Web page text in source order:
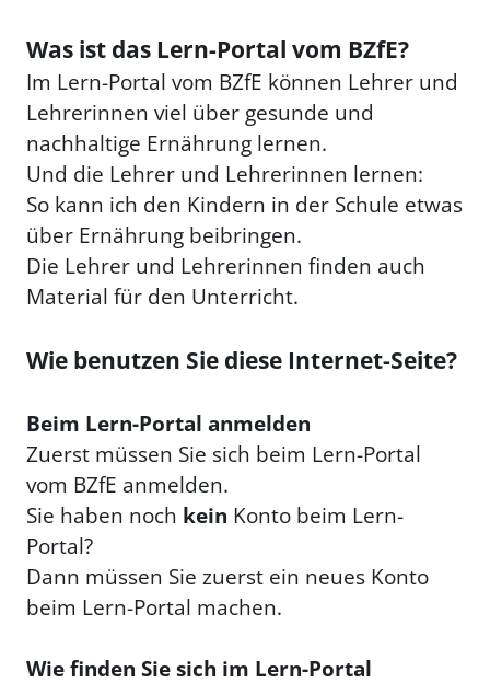
Was ist das Lern-Portal vom BZfE?
Im Lern-Portal vom BZfE können Lehrer und
Lehrerinnen viel über gesunde und
nachhaltige Ernährung lernen.
Und die Lehrer und Lehrerinnen lernen:
So kann ich den Kindern in der Schule etwas
über Ernährung beibringen.
Die Lehrer und Lehrerinnen finden auch
Material für den Unterricht.
Wie benutzen Sie diese Internet-Seite?
Beim Lern-Portal anmelden
Zuerst müssen Sie sich beim Lern-Portal
vom BZfE anmelden.
Sie haben noch kein Konto beim Lern-
Portal?
Dann müssen Sie zuerst ein neues Konto
beim Lern-Portal machen.
Wie finden Sie sich im Lern-Portal